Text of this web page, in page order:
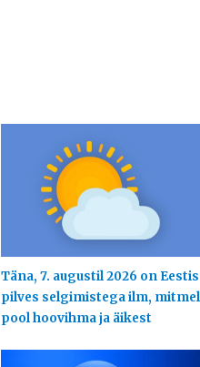
Täna, 7. augustil 2026 on Eestis
pilves selgimistega ilm, mitmel
pool hoovihma ja äikest